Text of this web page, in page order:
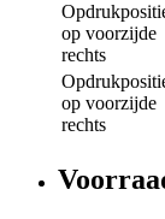
op voorzijde
rechts
op voorzijde
rechts